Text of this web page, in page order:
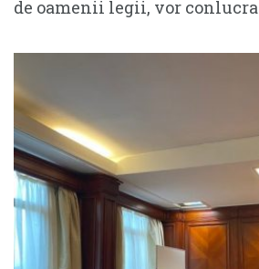
de oamenii legii, vor conlucra